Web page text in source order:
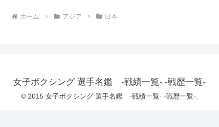
ホーム アジア 日本
女子ボクシング 選手名鑑 -戦績一覧- -戦歴一覧-
© 2015 女子ボクシング 選手名鑑 -戦績一覧- -戦歴一覧-.